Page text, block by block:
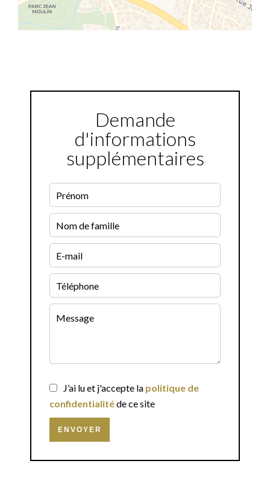
Demande
d'informations
supplémentaires
J’ai lu et j'accepte la politique de
confidentialitéde ce site
ENVOYER